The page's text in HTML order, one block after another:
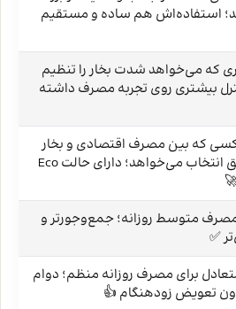
استفاده‌اش هم ساده و مستقیم
که می‌خواهد شدت بخار را تنظیم
بیشتری روی تجربه مصرف داشته
که بین مصرف اقتصادی و بخار
قوی‌تر حق انتخاب می‌خواهد؛ دارای حالت Eco
متوسط روزانه؛ جمع‌وجورتر و
✅
برای مصرف روزانه منظم؛ دوام
تعویض زودهنگام 👍